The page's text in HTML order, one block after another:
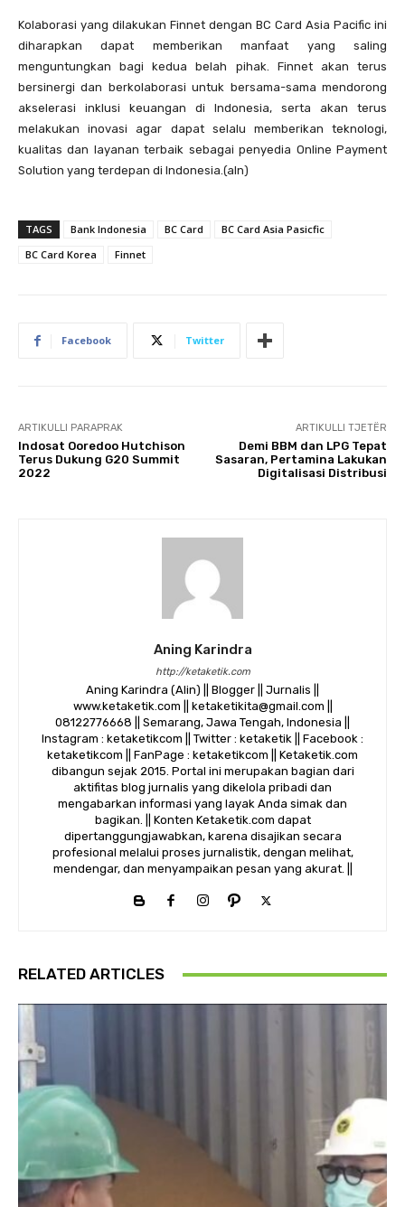
Kolaborasi yang dilakukan Finnet dengan BC Card Asia Pacific ini
diharapkan dapat memberikan manfaat yang saling
menguntungkan bagi kedua belah pihak. Finnet akan terus
bersinergi dan berkolaborasi untuk bersama-sama mendorong
akselerasi inklusi keuangan di Indonesia, serta akan terus
melakukan inovasi agar dapat selalu memberikan teknologi,
kualitas dan layanan terbaik sebagai penyedia Online Payment
Solution yang terdepan di Indonesia.(aln)
TAGS Bank Indonesia BC Card
BC Card Asia Pasicfic
BC Card Korea
Finnet
Facebook Twitter
ARTIKULLI PARAPRAK
Indosat Ooredoo Hutchison
Terus Dukung G20 Summit
2022
ARTIKULLI TJETËR
Demi BBM dan LPG Tepat
Sasaran, Pertamina Lakukan
Digitalisasi Distribusi
Aning Karindra
http://ketaketik.com
Aning Karindra (Alin) || Blogger || Jurnalis ||
www.ketaketik.com || ketaketikita@gmail.com ||
08122776668 || Semarang, Jawa Tengah, Indonesia ||
Instagram : ketaketikcom || Twitter : ketaketik || Facebook :
ketaketikcom || FanPage : ketaketikcom || Ketaketik.com
dibangun sejak 2015. Portal ini merupakan bagian dari
aktifitas blog jurnalis yang dikelola pribadi dan
mengabarkan informasi yang layak Anda simak dan
bagikan. || Konten Ketaketik.com dapat
dipertanggungjawabkan, karena disajikan secara
profesional melalui proses jurnalistik, dengan melihat,
mendengar, dan menyampaikan pesan yang akurat. ||
RELATED ARTICLES